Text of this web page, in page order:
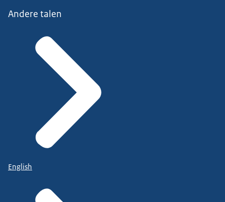
Andere talen
English